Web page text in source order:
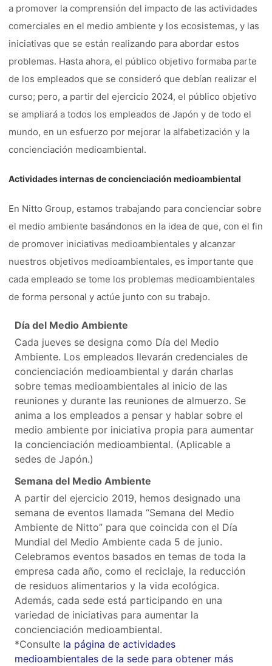
a promover la comprensión del impacto de las actividades
comerciales en el medio ambiente y los ecosistemas, y las
iniciativas que se están realizando para abordar estos
problemas. Hasta ahora, el público objetivo formaba parte
de los empleados que se consideró que debían realizar el
curso; pero, a partir del ejercicio 2024, el público objetivo
se ampliará a todos los empleados de Japón y de todo el
mundo, en un esfuerzo por mejorar la alfabetización y la
concienciación medioambiental.
Actividades internas de concienciación medioambiental
En Nitto Group, estamos trabajando para concienciar sobre
el medio ambiente basándonos en la idea de que, con el fin
de promover iniciativas medioambientales y alcanzar
nuestros objetivos medioambientales, es importante que
cada empleado se tome los problemas medioambientales
de forma personal y actúe junto con su trabajo.
Día del Medio Ambiente
Cada jueves se designa como Día del Medio
Ambiente. Los empleados llevarán credenciales de
concienciación medioambiental y darán charlas
sobre temas medioambientales al inicio de las
reuniones y durante las reuniones de almuerzo. Se
anima a los empleados a pensar y hablar sobre el
medio ambiente por iniciativa propia para aumentar
la concienciación medioambiental. (Aplicable a
sedes de Japón.)
Semana del Medio Ambiente
A partir del ejercicio 2019, hemos designado una
semana de eventos llamada “Semana del Medio
Ambiente de Nitto” para que coincida con el Día
Mundial del Medio Ambiente cada 5 de junio.
Celebramos eventos basados en temas de toda la
empresa cada año, como el reciclaje, la reducción
de residuos alimentarios y la vida ecológica.
Además, cada sede está participando en una
variedad de iniciativas para aumentar la
concienciación medioambiental.
*Consulte la página de actividades
medioambientales de la sede para obtener más